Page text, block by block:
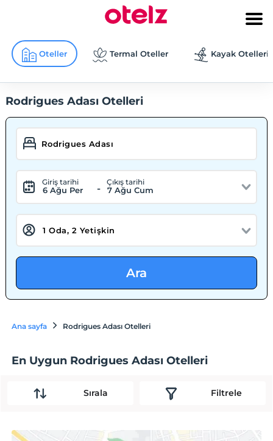
Oteller Termal Oteller Kayak Otelleri
Rodrigues Adası Otelleri
Giriş tarihi
6 Ağu Per -
Çıkış tarihi
7 Ağu Cum
Ara
Ana sayfa Rodrigues Adası Otelleri
En Uygun Rodrigues Adası Otelleri
Sırala Filtrele